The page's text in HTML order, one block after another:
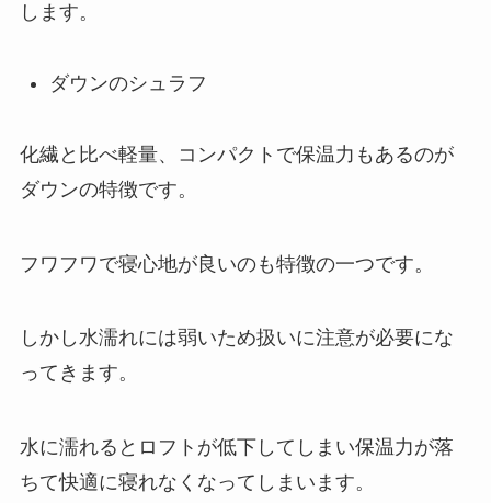
します。
ダウンのシュラフ
化繊と比べ軽量、コンパクトで保温力もあるのが
ダウンの特徴です。
フワフワで寝心地が良いのも特徴の一つです。
しかし水濡れには弱いため扱いに注意が必要にな
ってきます。
水に濡れるとロフトが低下してしまい保温力が落
ちて快適に寝れなくなってしまいます。